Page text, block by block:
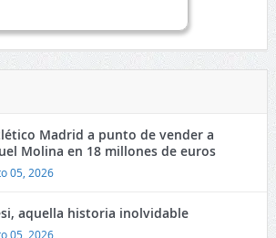
Madrid a punto de vender a
Molina en 18 millones de euros
05, 2026
aquella historia inolvidable
05, 2026